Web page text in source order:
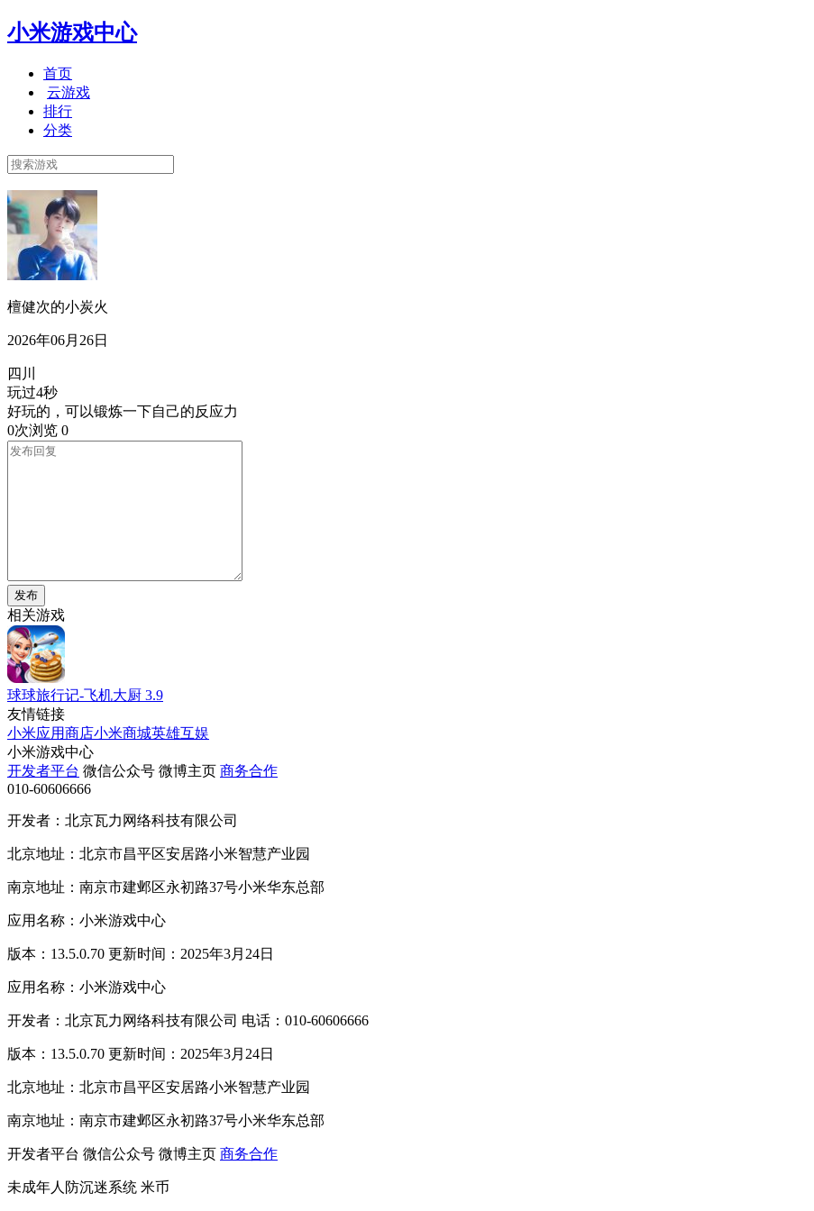
小米游戏中心
首页
云游戏
排行
分类
檀健次的小炭火
2026年06月26日
四川
玩过4秒
好玩的，可以锻炼一下自己的反应力
0次浏览 0
发布
相关游戏
球球旅行记-飞机大厨 3.9
友情链接
小米应用商店小米商城英雄互娱
小米游戏中心
开发者平台 微信公众号 微博主页 商务合作
010-60606666
开发者：北京瓦力网络科技有限公司
北京地址：北京市昌平区安居路小米智慧产业园
南京地址：南京市建邺区永初路37号小米华东总部
应用名称：小米游戏中心
版本：13.5.0.70 更新时间：2025年3月24日
应用名称：小米游戏中心
开发者：北京瓦力网络科技有限公司 电话：010-60606666
版本：13.5.0.70 更新时间：2025年3月24日
北京地址：北京市昌平区安居路小米智慧产业园
南京地址：南京市建邺区永初路37号小米华东总部
开发者平台 微信公众号 微博主页 商务合作
未成年人防沉迷系统 米币